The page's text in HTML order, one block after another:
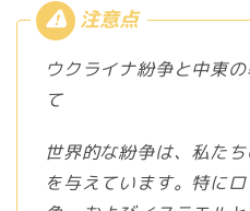
ウクライナ紛争と中東
て
世界的な紛争は、私た
を与えています。特に